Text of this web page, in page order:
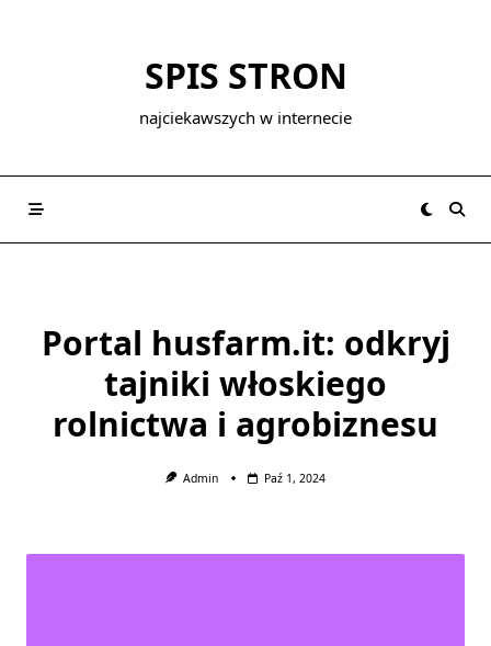
SPIS STRON
najciekawszych w internecie
Portal husfarm.it: odkryj
tajniki włoskiego
rolnictwa i agrobiznesu
Admin Paź 1, 2024